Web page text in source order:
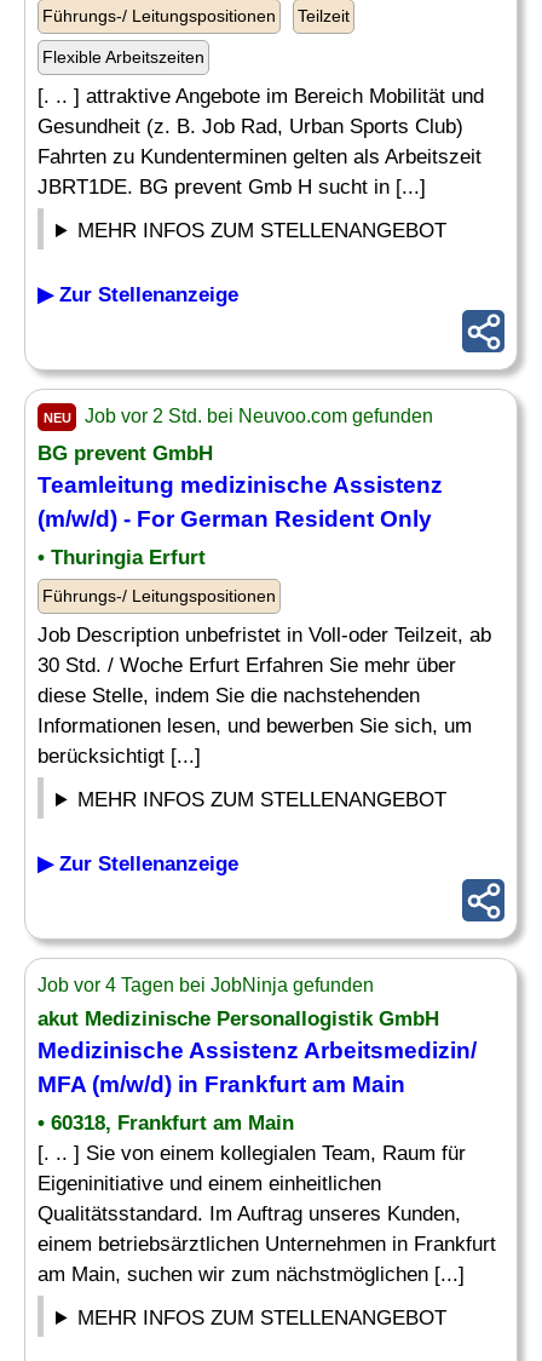
Führungs-/ Leitungspositionen Teilzeit
Flexible Arbeitszeiten
[. .. ] attraktive Angebote im Bereich Mobilität und
Gesundheit (z. B. Job Rad, Urban Sports Club)
Fahrten zu Kundenterminen gelten als Arbeitszeit
JBRT1DE. BG prevent Gmb H sucht in [...]
MEHR INFOS ZUM STELLENANGEBOT
▶ Zur Stellenanzeige
NEU Job vor 2 Std. bei Neuvoo.com gefunden
BG prevent GmbH
Teamleitung medizinische Assistenz
(m/w/d) - For German Resident Only
• Thuringia Erfurt
Führungs-/ Leitungspositionen
Job Description unbefristet in Voll-oder Teilzeit, ab
30 Std. / Woche Erfurt Erfahren Sie mehr über
diese Stelle, indem Sie die nachstehenden
Informationen lesen, und bewerben Sie sich, um
berücksichtigt [...]
MEHR INFOS ZUM STELLENANGEBOT
▶ Zur Stellenanzeige
Job vor 4 Tagen bei JobNinja gefunden
akut Medizinische Personallogistik GmbH
Medizinische Assistenz Arbeitsmedizin/
MFA (m/w/d) in Frankfurt am Main
• 60318, Frankfurt am Main
[. .. ] Sie von einem kollegialen Team, Raum für
Eigeninitiative und einem einheitlichen
Qualitätsstandard. Im Auftrag unseres Kunden,
einem betriebsärztlichen Unternehmen in Frankfurt
am Main, suchen wir zum nächstmöglichen [...]
MEHR INFOS ZUM STELLENANGEBOT